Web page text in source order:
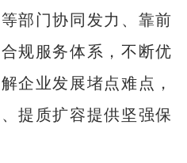
部门协同发力、靠前
规服务体系，不断优
企业发展堵点难点，
提质扩容提供坚强保